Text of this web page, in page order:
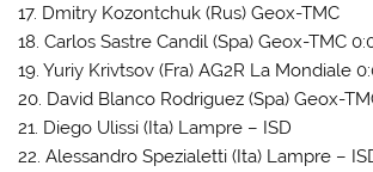
17. Dmitry Kozontchuk (Rus) Geox-TMC
18. Carlos Sastre Candil (Spa) Geox-TMC
19. Yuriy Krivtsov (Fra) AG2R La Mondiale
20. David Blanco Rodriguez (Spa) Geox-
21. Diego Ulissi (Ita) Lampre – ISD
22. Alessandro Spezialetti (Ita) Lampre –